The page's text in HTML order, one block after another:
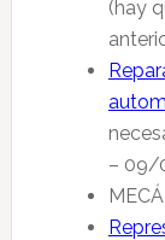
(hay
– 09/